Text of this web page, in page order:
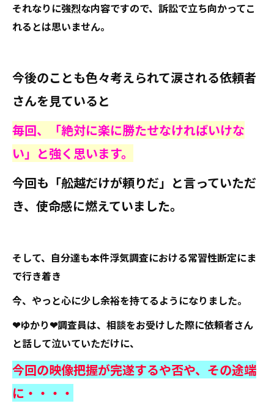
それなりに強烈な内容ですので、訴訟で立ち向かってこ
れるとは思いません。
今後のことも色々考えられて涙される依頼者
さんを見ていると
毎回、「絶対に楽に勝たせなければいけな
い」と強く思います。
今回も「舩越だけが頼りだ」と言っていただ
き、使命感に燃えていました。
そして、自分達も本件浮気調査における常習性断定にま
で行き着き
今、やっと心に少し余裕を持てるようになりました。
❤ゆかり❤調査員は、相談をお受けした際に依頼者さん
と話して泣いていただけに、
今回の映像把握が完遂するや否や、その途端
に・・・・